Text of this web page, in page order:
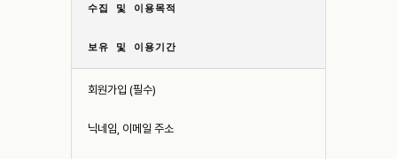
수집 및 이용목적
보유 및 이용기간
회원가입 (필수)
닉네임, 이메일 주소